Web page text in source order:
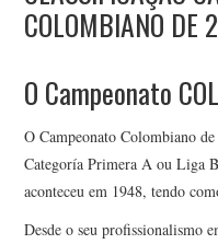
COLOMBIANO DE
O Campeonato
O Campeonato Colombiano
Categoría Primera A ou Liga
aconteceu em 1948, tendo
Desde o seu profissionalismo